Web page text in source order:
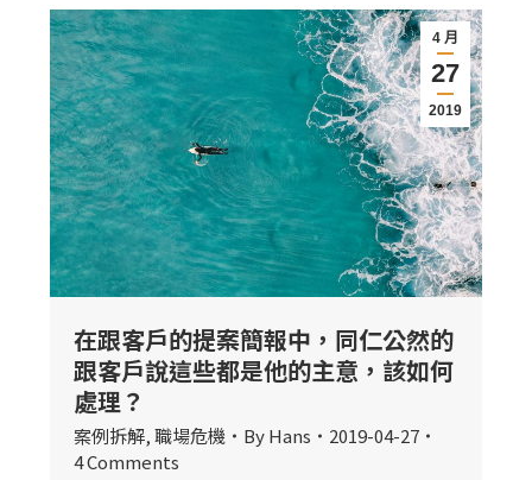
4 月
27
2019
在跟客戶的提案簡報中，同仁公然的
跟客戶說這些都是他的主意，該如何
處理？
案例拆解,職場危機 ByHans
2019-04-27
4 Comments